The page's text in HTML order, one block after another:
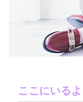
ここにいるよ